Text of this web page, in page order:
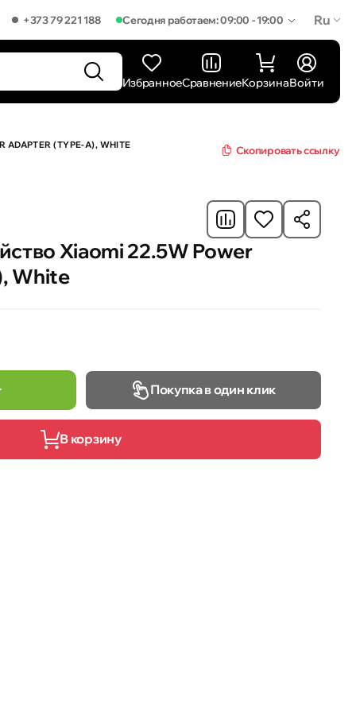
+373 79 221 188 Сегодня работаем: 09:00 - 19:00 Ru
ИзбранноеСравнениеКорзинаВойти
(TYPE-A), WHITE Скопировать ссылку
Xiaomi 22.5W Power
White
Покупка в один клик
В корзину